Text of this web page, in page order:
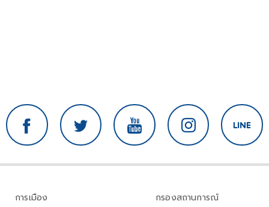
การเมือง
กรองสถานการณ์